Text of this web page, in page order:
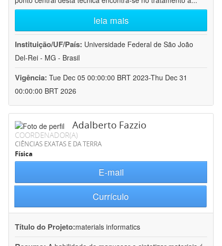
leia mais
Instituição/UF/País: Universidade Federal de São João
Del-Rei - MG - Brasil
Vigência: Tue Dec 05 00:00:00 BRT 2023-Thu Dec 31
00:00:00 BRT 2026
Adalberto Fazzio
COORDENADOR(A)
CIÊNCIAS EXATAS E DA TERRA
Física
E-mail
Currículo
Título do Projeto:materials informatics